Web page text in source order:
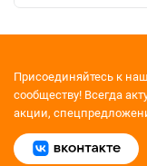
Присоединяйтесь к
сообществу! Всегда
акции,